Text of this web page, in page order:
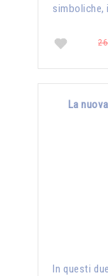
simboliche,
La
In questi